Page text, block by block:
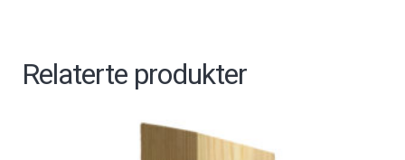
Relaterte produkter